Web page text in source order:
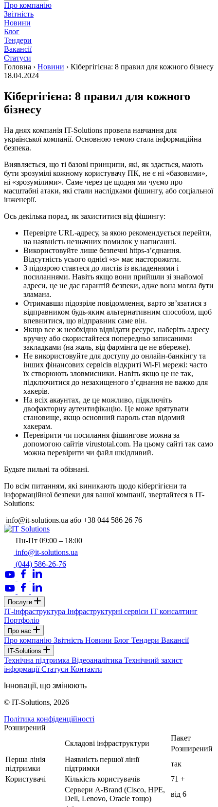
Про компанію
Звітність
Новини
Блог
Тендери
Вакансії
Статуси
Головна › Новини › Кібергігієна: 8 правил для кожного бізнесу
18.04.2024
Кібергігієна: 8 правил для кожного
бізнесу
На днях компанія IT-Solutions провела навчання для
української компанії. Основною темою стала інформаційна
безпека.
Виявляється, що ті базові принципи, які, як здається, мають
бути зрозумілі кожному користувачу ПК, не є ні «базовими»,
ні «зрозумілими». Саме через це щодня ми чуємо про
масштабні атаки, які стали наслідками фішингу, або соціальної
інженерії.
Ось декілька порад, як захиститися від фішингу:
Перевірте URL-адресу, за якою рекомендується перейти,
на наявність незначних помилок у написанні.
Використовуйте лише безпечні https-з’єднання.
Відсутність усього однієї «s» має насторожити.
З підозрою ставтеся до листів із вкладеннями і
посиланнями. Навіть якщо вони прийшли зі знайомої
адреси, це не дає гарантій безпеки, адже вона могла бути
зламана.
Отримавши підозріле повідомлення, варто зв’язатися з
відправником будь-яким альтернативним способом, щоб
впевнитися, що відправник саме він.
Якщо все ж необхідно відвідати ресурс, наберіть адресу
вручну або скористайтеся попередньо записаними
закладками (на жаль, від фармінга це не вбереже).
Не використовуйте для доступу до онлайн-банкінгу та
інших фінансових сервісів відкриті Wi-Fi мережі: часто
їх створюють зловмисники. Навіть якщо це не так,
підключитися до незахищеного з’єднання не важко для
хакерів.
На всіх акаунтах, де це можливо, підключіть
двофакторну аутентифікацію. Це може врятувати
становище, якщо основний пароль став відомий
хакерам.
Перевірити чи посилання фішингове можна за
допомогою сайтів virustotal.com. На цьому сайті так само
можна перевірити чи файл шкідливий.
Будьте пильні та обізнані.
По всім питанням, які виникають щодо кібергігієни та
інформаційної безпеки для вашої компанії, звертайтеся в IT-
Solutions:
info@it-solutions.ua або +38 044 586 26 76
Пн-Пт 09:00 – 18:00
info@it-solutions.ua
(044) 586-26-76
Послуги
ІТ-інфраструктура Інфраструктурні сервіси IT консалтинг
Портфоліо
Про нас
Про компанію Звітність Новини Блог Тендери Вакансії
IT-Solutions
Технічна підтримка Відеоаналітика Технічний захист
інформаціїСтатуси Контакти
Інновації, що змінюють
© IT-Solutions, 2026
Політика конфіденційності
Розширений
Складові інфраструктури
Пакет
Розширений
Перша лінія
підтримки
Наявність першої лінії
підтримки
так
Користувачі
Кількість користувачів
71 +
Сервери A-Brand (Cisco, HPE,
Dell, Lenovo, Oracle тощо)
від 6